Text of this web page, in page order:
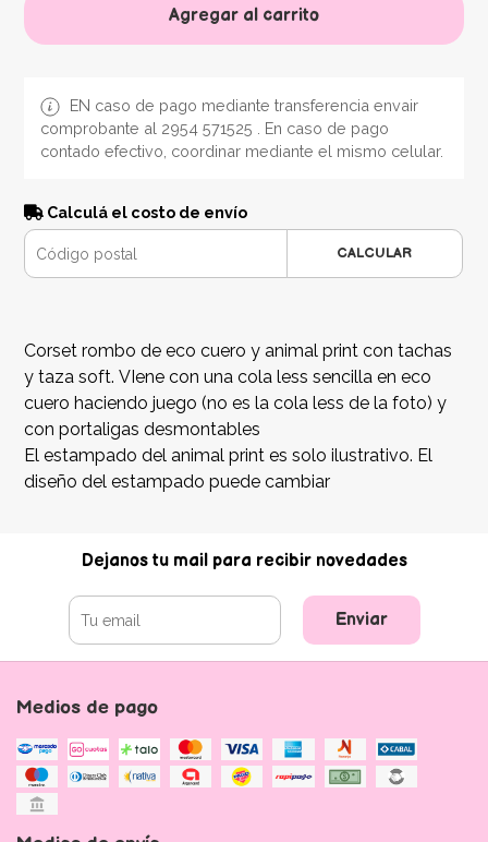
Agregar al carrito
EN caso de pago mediante transferencia envair
comprobante al 2954 571525 . En caso de pago
contado efectivo, coordinar mediante el mismo celular.
Calculá el costo de envío
CALCULAR
Corset rombo de eco cuero y animal print con tachas
y taza soft. VIene con una cola less sencilla en eco
cuero haciendo juego (no es la cola less de la foto) y
con portaligas desmontables
El estampado del animal print es solo ilustrativo. El
diseño del estampado puede cambiar
Dejanos tu mail para recibir novedades
Enviar
Medios de pago